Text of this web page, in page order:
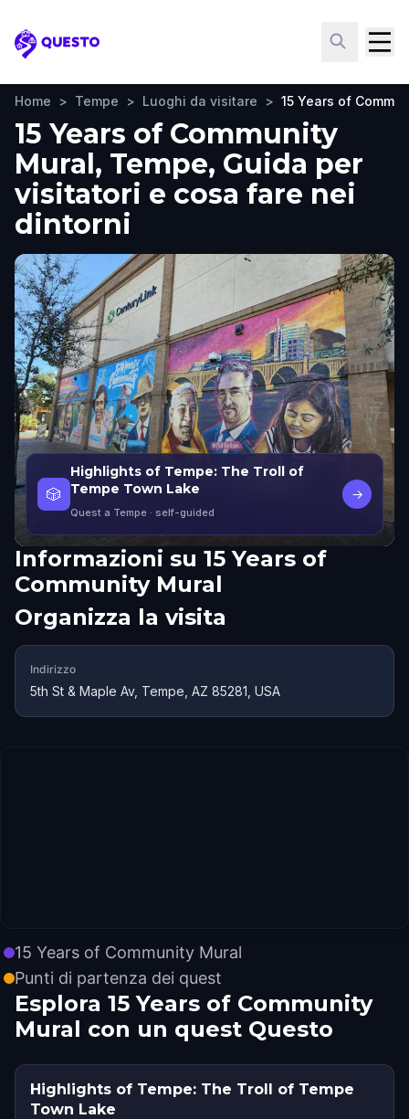
Questo
Home > Tempe > Luoghi da visitare > 15 Years of
15 Years of Community
Mural, Tempe, Guida per
visitatori e cosa fare nei
dintorni
🎲
Highlights of Tempe: The Troll of
Tempe Town Lake
Quest a Tempe · self-guided
→
Informazioni su 15 Years of
Community Mural
Organizza la visita
Indirizzo
5th St & Maple Av, Tempe, AZ 85281, USA
15 Years of Community Mural
Punti di partenza dei quest
Esplora 15 Years of Community
Mural con un quest Questo
Highlights of Tempe: The Troll of Tempe
Town Lake